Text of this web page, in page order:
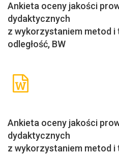
Ankieta oceny jakości
dydaktycznych
z wykorzystaniem metod i
odległość, BW
Ankieta oceny jakości
dydaktycznych
z wykorzystaniem metod i